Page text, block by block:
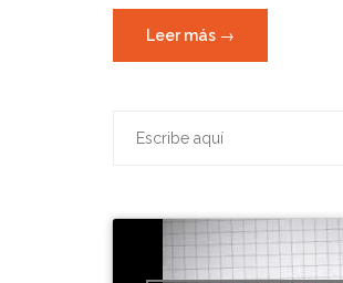
Leer más «La
primera
Coordinadores
gradúa
el
próximo
→
Buscar: